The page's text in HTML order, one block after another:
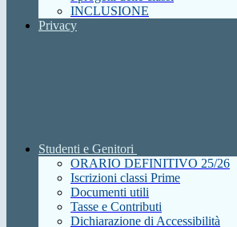
INCLUSIONE
Privacy
Studenti e Genitori
ORARIO DEFINITIVO 25/26
Iscrizioni classi Prime
Documenti utili
Tasse e Contributi
Dichiarazione di Accessibilità